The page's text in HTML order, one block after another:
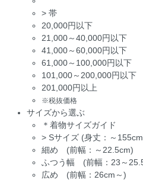
> 帯
20,000円以下
21,000～40,000円以下
41,000～60,000円以下
61,000～100,000円以下
101,000～200,000円以下
201,000円以上
※税抜価格
サイズから選ぶ
＊着物サイズガイド
> Sサイズ (身丈：～
細め (前幅：～22.5cm)
ふつう幅 (前幅：23～
広め (前幅：26cm～)